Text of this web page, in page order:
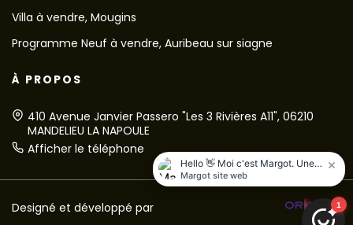
Villa à vendre, Mougins
Programme Neuf à vendre, Auribeau sur siagne
À PROPOS
410 Avenue Janvier Passero "Les 3 Rivières A11", 06210
MANDELIEU LA NAPOULE
Afficher le téléphone
Designé et développé par